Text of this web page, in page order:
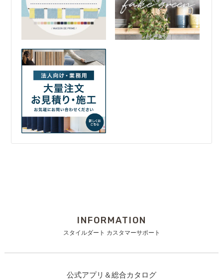
INFORMATION
スタイルダート カスタマーサポート
公式アプリ＆総合カタログ